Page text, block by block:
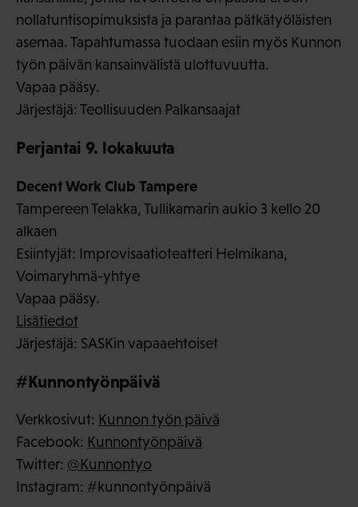
nollatuntisopimuksista ja parantaa pätkätyöläisten
asemaa. Tapahtumassa tuodaan esiin myös Kunnon
työn päivän kansainvälistä ulottuvuutta.
Vapaa pääsy.
Järjestäjä: Teollisuuden Palkansaajat
Perjantai 9. lokakuuta
Decent Work Club Tampere
Tampereen Telakka, Tullikamarin aukio 3 kello 20
alkaen
Esiintyjät: Improvisaatioteatteri Helmikana,
Voimaryhmä-yhtye
Vapaa pääsy.
Lisätiedot
Järjestäjä: SASKin vapaaehtoiset
#Kunnontyönpäivä
Verkkosivut: Kunnon työn päivä
Facebook: Kunnontyönpäivä
Twitter: @Kunnontyo
Instagram: #kunnontyönpäivä